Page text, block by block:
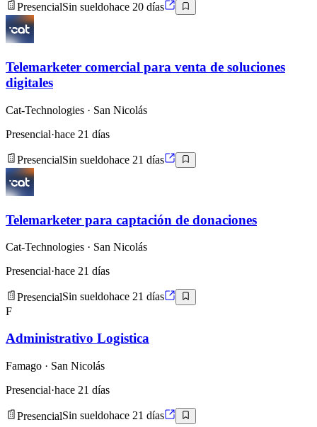
PresencialSin sueldohace 20 días
Telemarketer comercial para venta de soluciones
digitales
Cat-Technologies · San Nicolás
Presencial·hace 21 días
PresencialSin sueldohace 21 días
Telemarketer para captación de donaciones
Cat-Technologies · San Nicolás
Presencial·hace 21 días
PresencialSin sueldohace 21 días
F
Administrativo Logistica
Famago · San Nicolás
Presencial·hace 21 días
PresencialSin sueldohace 21 días